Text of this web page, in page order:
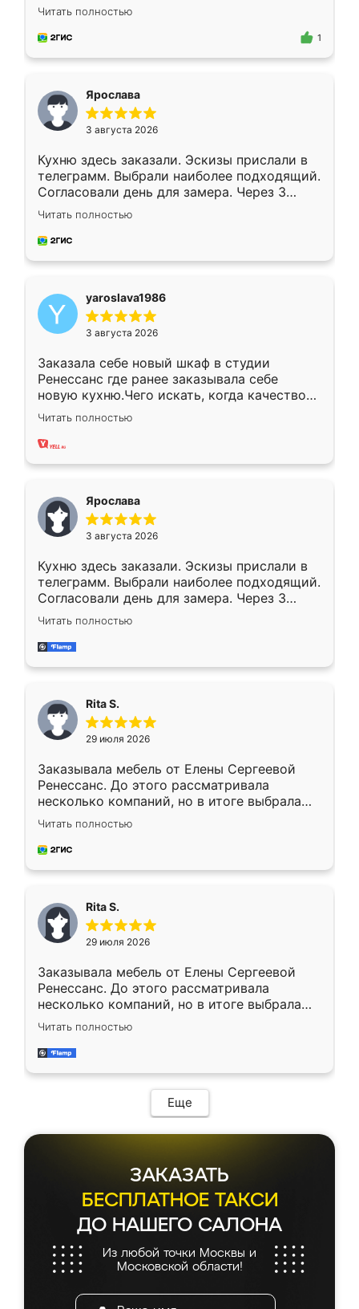
короткие сроки изготовления. Приехавший
для замера сотрудник Владислав
предложил по моему эскизу самый
Читать полностью
1
Ярослава
3 августа 2026
Кухню здесь заказали. Эскизы прислали в
телеграмм. Выбрали наиболее подходящий.
Согласовали день для замера. Через 3
недели кухня была уже готова. Остались
довольны работой. Спасибо Ренессанс
мебель за качественную работу!
Читать полностью
yaroslava1986
3 августа 2026
Заказала себе новый шкаф в студии
Ренессанс где ранее заказывала себе
новую кухню.Чего искать, когда качеством
вполне довольна. Служит кухня уже почти
два года, нареканий нет.
Читать полностью
Ярослава
3 августа 2026
Кухню здесь заказали. Эскизы прислали в
телеграмм. Выбрали наиболее подходящий.
Согласовали день для замера. Через 3
недели кухня была уже готова. Остались
довольны работой. Спасибо Ренессанс
мебель за качественную работу!
Читать полностью
Rita S.
29 июля 2026
Заказывала мебель от Елены Сергеевой
Ренессанс. До этого рассматривала
несколько компаний, но в итоге выбрала
эту. Сначала обговорили условия, потом
приехал замерщик, всё спокойно объяснил
и снял размеры. Изготовили в срок, с
каких-либо доработок. Качеством осталась
довольна, все выглядит так, как и ожидала.
Читать полностью
Rita S.
29 июля 2026
Заказывала мебель от Елены Сергеевой
Ренессанс. До этого рассматривала
несколько компаний, но в итоге выбрала
эту. Сначала обговорили условия, потом
приехал замерщик, всё спокойно объяснил
и снял размеры. Изготовили в срок, с
мебель сразу встала на свое место без
каких-либо доработок. Качеством осталась
довольна, все выглядит так, как и ожидала.
Читать полностью
Еще
ЗАКАЗАТЬ
БЕСПЛАТНОЕ ТАКСИ
ДО НАШЕГО САЛОНА
Из любой точки Москвы и
Московской области!